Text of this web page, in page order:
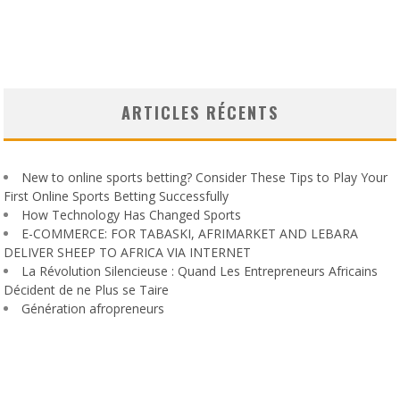
ARTICLES RÉCENTS
New to online sports betting? Consider These Tips to Play Your
First Online Sports Betting Successfully
How Technology Has Changed Sports
E-COMMERCE: FOR TABASKI, AFRIMARKET AND LEBARA
DELIVER SHEEP TO AFRICA VIA INTERNET
La Révolution Silencieuse : Quand Les Entrepreneurs Africains
Décident de ne Plus se Taire
Génération afropreneurs